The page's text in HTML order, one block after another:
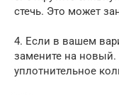
стечь. Это может
4. Если в вашем
замените на новый.
уплотнительное